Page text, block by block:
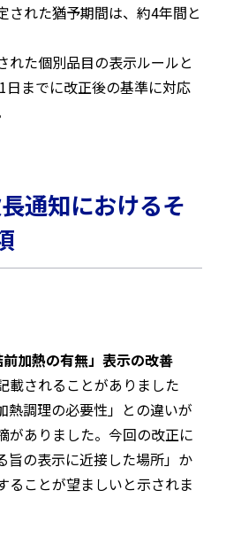
された猶予期間は、約4年間と
れた個別品目の表示ルールと
日までに改正後の基準に対応
通知におけるそ
前加熱の有無」表示の改善
載されることがありました
熱調理の必要性」との違いが
がありました。今回の改正に
旨の表示に近接した場所」か
ることが望ましいと示されま